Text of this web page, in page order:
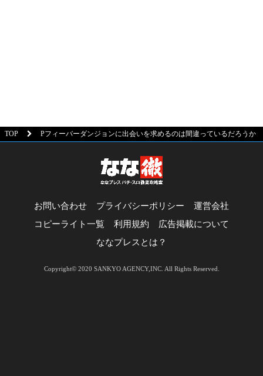
TOP Pフィーバーダンジョンに出会いを求めるのは間違っているだろうか
お問い合わせ プライバシーポリシー
運営会社
コピーライト一覧
利用規約
広告掲載について
ななプレスとは？
Copyright© 2020 SANKYO AGENCY,INC. All Rights Reserved.